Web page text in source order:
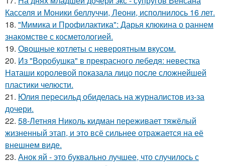
Касселя и Моники беллуччи, Леони, исполнилось 16 лет.
18. "Мимика и Профилактика": Дарья клюкина о раннем
знакомстве с косметологией.
19. Овощные котлеты с невероятным вкусом.
20. Из "Воробушка" в прекрасного лебедя: невестка
Наташи королевой показала лицо после сложнейшей
пластики челюсти.
21. Юлия пересильд обиделась на журналистов из-за
дочери.
22. 58-Летняя Николь кидман переживает тяжёлый
жизненный этап, и это всё сильнее отражается на её
внешнем виде.
23. Анок яй - это буквально лучшее, что случилось с